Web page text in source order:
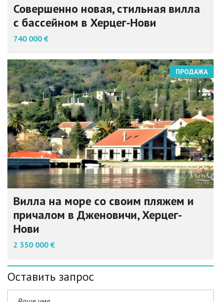
Совершенно новая, стильная вилла
с бассейном в Херцег-Нови
740 000 €
ПРОДАЖА
Вилла на море со своим пляжем и
причалом в Дженовичи, Херцег-
Нови
2 350 000 €
Оставить запрос